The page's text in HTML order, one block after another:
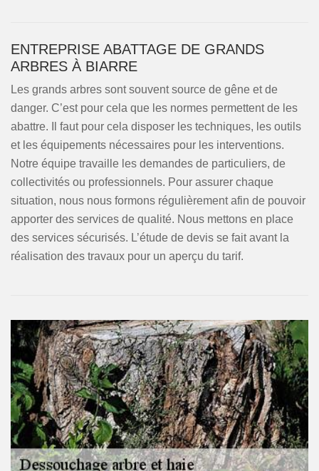
ENTREPRISE ABATTAGE DE GRANDS
ARBRES À BIARRE
Les grands arbres sont souvent source de gêne et de
danger. C’est pour cela que les normes permettent de les
abattre. Il faut pour cela disposer les techniques, les outils
et les équipements nécessaires pour les interventions.
Notre équipe travaille les demandes de particuliers, de
collectivités ou professionnels. Pour assurer chaque
situation, nous nous formons régulièrement afin de pouvoir
apporter des services de qualité. Nous mettons en place
des services sécurisés. L’étude de devis se fait avant la
réalisation des travaux pour un aperçu du tarif.